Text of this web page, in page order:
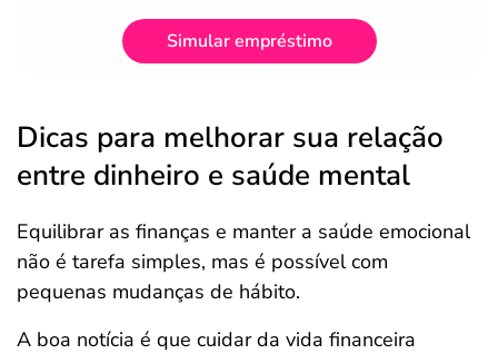
Simular empréstimo
Dicas para melhorar sua relação
entre dinheiro e saúde mental
Equilibrar as finanças e manter a saúde emocional
não é tarefa simples, mas é possível com
pequenas mudanças de hábito.
A boa notícia é que cuidar da vida financeira